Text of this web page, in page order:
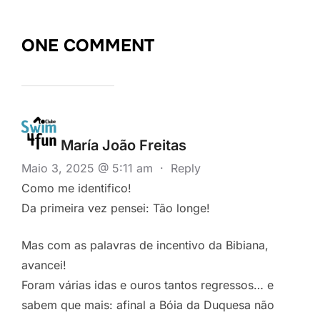
ONE COMMENT
María João Freitas
Maio 3, 2025 @ 5:11 am · Reply
Como me identifico!
Da primeira vez pensei: Tão longe!
Mas com as palavras de incentivo da Bibiana,
avancei!
Foram várias idas e ouros tantos regressos… e
sabem que mais: afinal a Bóia da Duquesa não